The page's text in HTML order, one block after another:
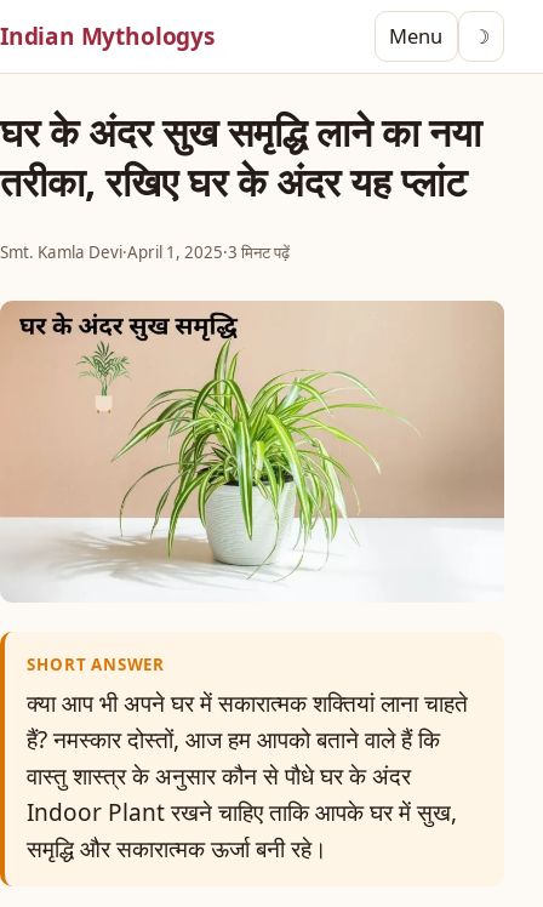
Indian Mythologys Menu ☽
घर के अंदर सुख समृद्धि लाने का नया
तरीका, रखिए घर के अंदर यह प्लांट
Smt. Kamla Devi·April 1, 2025·3 मिनट पढ़ें
SHORT ANSWER
क्या आप भी अपने घर में सकारात्मक शक्तियां लाना चाहते
हैं? नमस्कार दोस्तों, आज हम आपको बताने वाले हैं कि
वास्तु शास्त्र के अनुसार कौन से पौधे घर के अंदर
Indoor Plant रखने चाहिए ताकि आपके घर में सुख,
समृद्धि और सकारात्मक ऊर्जा बनी रहे।